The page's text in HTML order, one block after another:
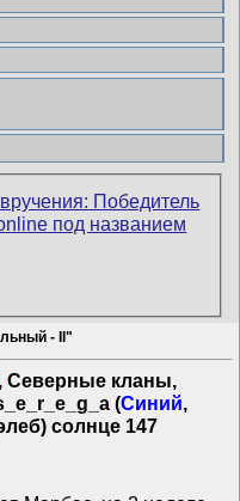
- II"
, Северные кланы,
(Синий,
солнце 147